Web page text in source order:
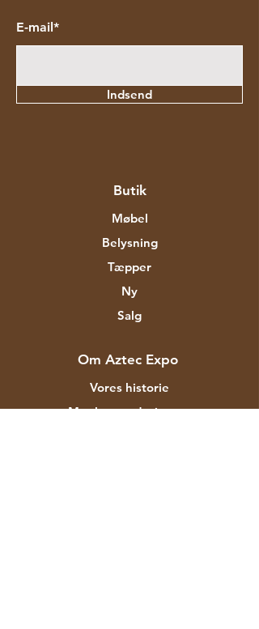
E-mail*
Indsend
Butik
Møbel
Belysning
Tæpper
Ny
Salg
Om Aztec Expo
Vores historie
Mærker og designere